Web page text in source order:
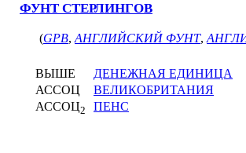
ФУНТ СТЕРЛИНГОВ
(GPB, АНГЛИЙСКИЙ ФУНТ,
ВЫШЕ
ДЕНЕЖНАЯ ЕДИНИЦА
АССОЦ
ВЕЛИКОБРИТАНИЯ
АССОЦ2 ПЕНС